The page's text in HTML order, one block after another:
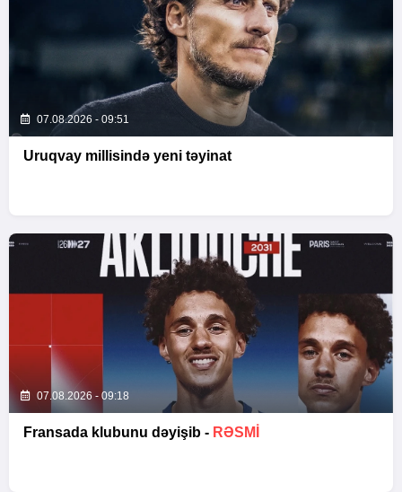
07.08.2026 - 09:51
Uruqvay millisində yeni təyinat
07.08.2026 - 09:18
Fransada klubunu dəyişib - RƏSMİ